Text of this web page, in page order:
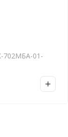
702МБА-01-